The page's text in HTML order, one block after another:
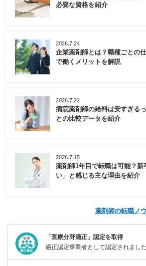
必要な資格を紹介
2026.7.24
企業薬剤師とは？職種ごとの
で働くメリットを解説
2026.7.22
病院薬剤師の給料は安すぎる
との比較データを紹介
2026.7.15
薬剤師1年目で転職は可能？新
い」と感じる主な理由を紹介
薬剤師の転職ノ
「医療分野適正」認定を取得
適正認定事業者として認定されました